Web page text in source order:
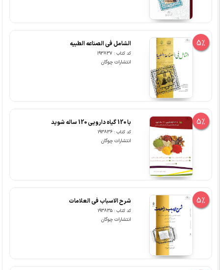
5% الشامل فی الصناعه الطبیه
کد کتاب : 193837
انتشارات چوگان
5% با 120 گیاه دارویی 120 ساله شوید
کد کتاب : 193836
انتشارات چوگان
5% شرح الاسباب فی العلامات
کد کتاب : 193835
انتشارات چوگان